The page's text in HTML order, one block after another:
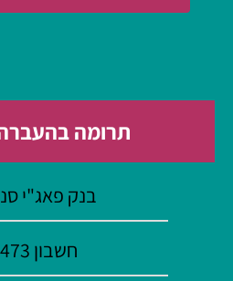
תרומה
בנק פאג"י
חשבון 435473